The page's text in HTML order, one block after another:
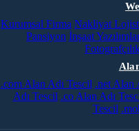
Kurumsal Firma Nakliyat
Pansiyon İnşaat
.com Alan Adı Tescil .net Alan
Adı Tescil .co Alan Adı
Tescil